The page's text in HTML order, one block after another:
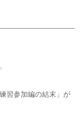
習参加編の結末」が